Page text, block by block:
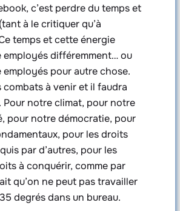
c’est perdre du temps et
à le critiquer qu’à
temps et cette énergie
employés différemment… ou
pour autre chose.
combats à venir et il faudra
Pour notre climat, pour notre
pour notre démocratie, pour
pour les droits
par d’autres, pour les
à conquérir, comme par
qu’on ne peut pas travailler
degrés dans un bureau.